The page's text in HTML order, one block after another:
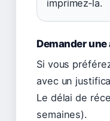
imprimez‑la.
Demander
Si vous
avec un
Le délai de
semaines).